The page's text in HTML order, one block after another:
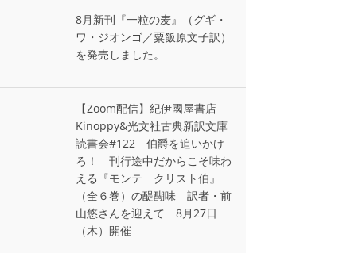
8月新刊『一粒の麦』（グギ・
ワ・ジオンゴ／粟飯原文子訳）
を発売しました。
【Zoom配信】紀伊國屋書店
Kinoppy&光文社古典新訳文庫
読書会#122 伯爵を追いかけ
ろ！ 刊行途中だからこそ味わ
える『モンテ゠クリスト伯』
（全６巻）の醍醐味 訳者・前
山悠さんを迎えて 8月27日
（木）開催